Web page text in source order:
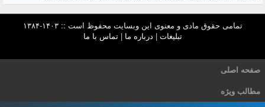
تمامی حقوق مادی و معنوی این وبسایت محفوظ است :: ۱۴۰۳-۱۳۸۴
تبلیغات | درباره ما |تماس با ما
صفحه اصلی
مطالب ویژه